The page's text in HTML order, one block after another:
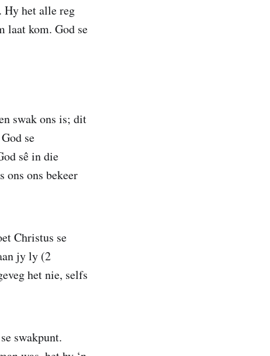
Hy het alle reg
laat kom. God se
swak ons is; dit
se
sê in die
ons ons bekeer
Christus se
jy ly (2
het nie, selfs
swakpunt.